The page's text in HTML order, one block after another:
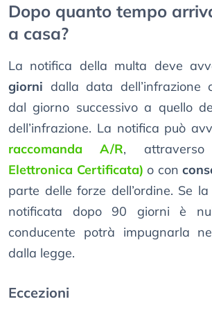
Dopo quanto tempo
a casa?
La notifica della multa deve
giorni dalla data dell’infrazione
dal giorno successivo a quello
dell’infrazione. La notifica può
raccomanda A/R,
Elettronica Certificata) o con
parte delle forze dell’ordine. Se
notificata dopo 90 giorni è
conducente potrà impugnarla
dalla legge.
Eccezioni